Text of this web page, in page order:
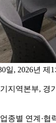
일, 2026년
지역본부, 경
종별 연계·